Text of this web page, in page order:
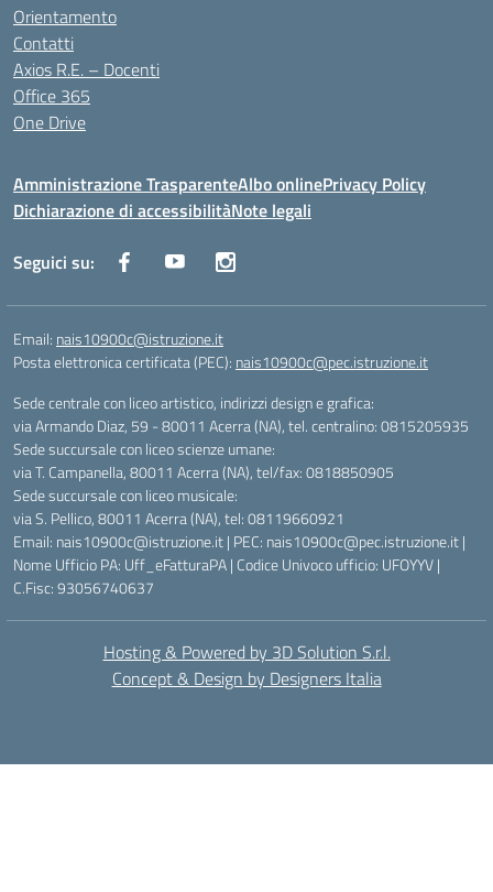
Orientamento
Contatti
Axios R.E. – Docenti
Office 365
One Drive
Amministrazione TrasparenteAlbo onlinePrivacy Policy
Dichiarazione di accessibilitàNote legali
Seguici su:
Email: nais10900c@istruzione.it
Posta elettronica certificata (PEC): nais10900c@pec.istruzione.it
Sede centrale con liceo artistico, indirizzi design e grafica:
via Armando Diaz, 59 - 80011 Acerra (NA), tel. centralino: 0815205935
Sede succursale con liceo scienze umane:
via T. Campanella, 80011 Acerra (NA), tel/fax: 0818850905
Sede succursale con liceo musicale:
via S. Pellico, 80011 Acerra (NA), tel: 08119660921
Email: nais10900c@istruzione.it | PEC: nais10900c@pec.istruzione.it |
Nome Ufficio PA: Uff_eFatturaPA | Codice Univoco ufficio: UFOYYV |
C.Fisc: 93056740637
Hosting & Powered by 3D Solution S.r.l.
Concept & Design by Designers Italia